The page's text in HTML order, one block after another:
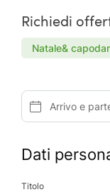
Richiedi
Natale&
Dati
Titolo